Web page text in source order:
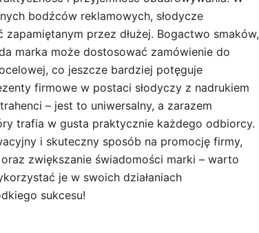
bodźców reklamowych, słodycze
przez dłużej. Bogactwo smaków,
marka może dostosować zamówienie do
co jeszcze bardziej potęguje
firmowe w postaci słodyczy z nadrukiem
– jest to uniwersalny, a zarazem
trafia w gusta praktycznie każdego odbiorcy.
i skuteczny sposób na promocję firmy,
zwiększanie świadomości marki – warto
je w swoich działaniach
sukcesu!